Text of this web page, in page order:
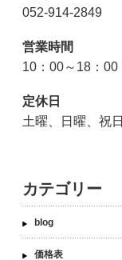
052-914-2849
営業時間
10：00～18：00
定休日
土曜、日曜、祝日
カテゴリー
blog
価格表